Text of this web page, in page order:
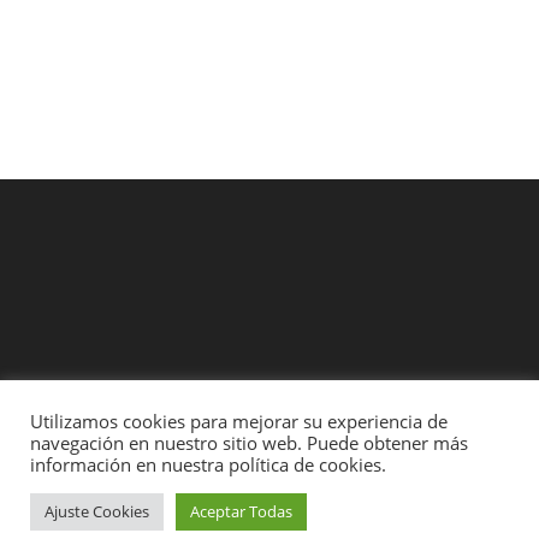
Contacto Entregas y Devoluciones
Formas de Pago
Rollos legales y demás
Utilizamos cookies para mejorar su experiencia de
navegación en nuestro sitio web. Puede obtener más
información en nuestra política de cookies.
Ajuste Cookies Aceptar Todas